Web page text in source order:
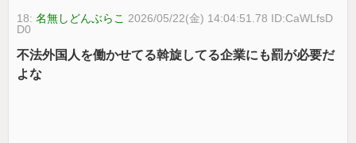
18:名無しどんぶらこ 2026/05/22(金) 14:04:51.78 ID:CaWLfsD
D0
不法外国人を働かせてる斡旋してる企業にも罰が必要だ
よな